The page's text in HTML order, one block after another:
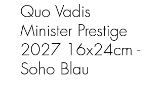
Quo Vadis
Minister Prestige
2027 16x24cm -
Soho Blau